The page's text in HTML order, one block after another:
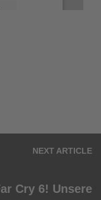
NEXT ARTICLE
Cry 6! Unsere